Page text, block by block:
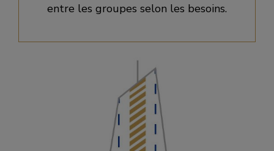
entre les groupes selon les besoins.